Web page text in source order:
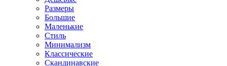
Размеры
Большие
Маленькие
Стиль
Минимализм
Классические
Скандинавские